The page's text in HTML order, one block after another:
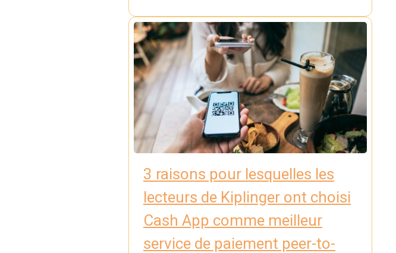
3 raisons pour lesquelles les
lecteurs de Kiplinger ont choisi
Cash App comme meilleur
service de paiement peer-to-